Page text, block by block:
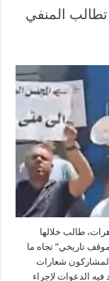
المنفي
طالب خلالها
تاريخي” تجاه ما
المشاركون شعارات
الدعوات لإجراء